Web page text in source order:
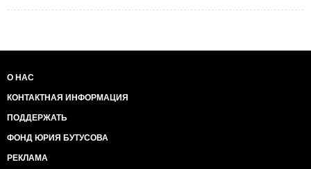
О НАС
КОНТАКТНАЯ ИНФОРМАЦИЯ
ПОДДЕРЖАТЬ
ФОНД ЮРИЯ БУТУСОВА
РЕКЛАМА